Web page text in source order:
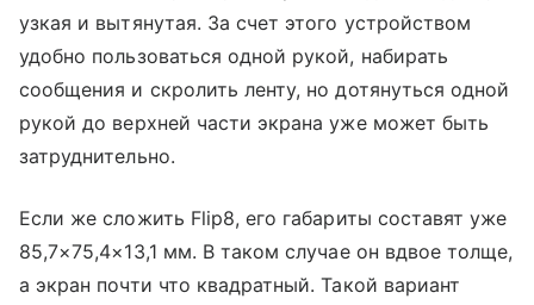
узкая и вытянутая. За счет этого устройством
удобно пользоваться одной рукой, набирать
сообщения и скролить ленту, но дотянуться одной
рукой до верхней части экрана уже может быть
затруднительно.
Если же сложить Flip8, его габариты составят уже
85,7×75,4×13,1 мм. В таком случае он вдвое толще,
а экран почти что квадратный. Такой вариант